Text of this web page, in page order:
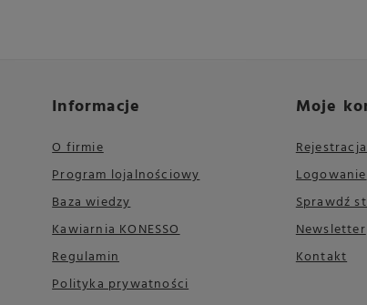
Informacje
O firmie
Program lojalnościowy
Baza wiedzy
Kawiarnia KONESSO
Regulamin
Polityka prywatności
Moje
Rejestracja
Logowanie
Sprawdź
Newsletter
Kontakt